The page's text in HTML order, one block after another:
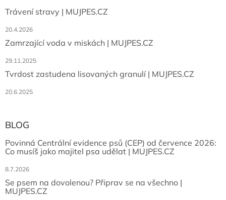
Trávení stravy | MUJPES.CZ
20.4.2026
Zamrzající voda v miskách | MUJPES.CZ
29.11.2025
Tvrdost zastudena lisovaných granulí | MUJPES.CZ
20.6.2025
BLOG
Povinná Centrální evidence psů (CEP) od července 2026:
Co musíš jako majitel psa udělat | MUJPES.CZ
8.7.2026
Se psem na dovolenou? Připrav se na všechno |
MUJPES.CZ